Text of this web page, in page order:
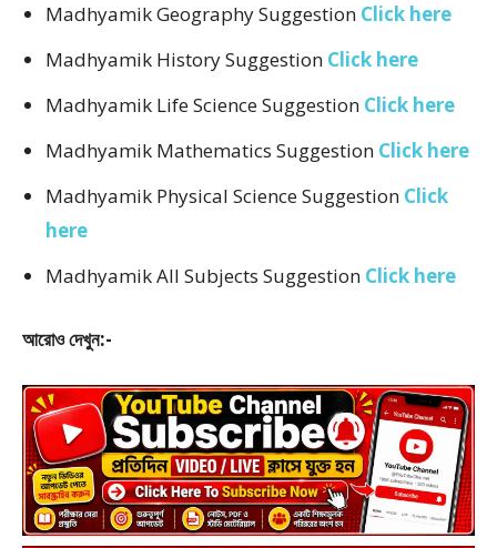
Madhyamik Geography Suggestion Click here
Madhyamik History Suggestion Click here
Madhyamik Life Science Suggestion Click here
Madhyamik Mathematics Suggestion Click here
Madhyamik Physical Science Suggestion Click
here
Madhyamik All Subjects Suggestion Click here
আরোও দেখুন:-